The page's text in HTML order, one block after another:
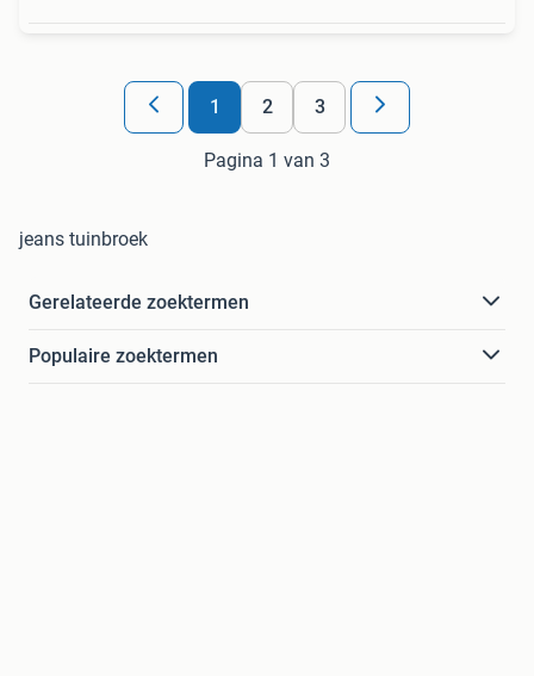
1 2 3
Pagina 1 van 3
jeans tuinbroek
Gerelateerde zoektermen
Populaire zoektermen